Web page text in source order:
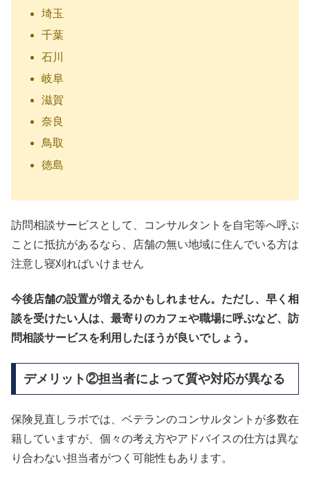
埼玉
千葉
石川
岐阜
滋賀
奈良
鳥取
徳島
訪問相談サービスとして、コンサルタントを自宅等へ呼ぶ
ことに抵抗があるなら、店舗の無い地域に住んでいる方は
注意し寝刈ればいけません
今後店舗の設置が増えるかもしれません。ただし、早く相
談を受けたい人は、最寄りのカフェや職場に呼ぶなど、訪
問相談サービスを利用したほうが良いでしょう。
デメリット②担当者によって質や対応が異なる
保険見直しラボでは、ベテランのコンサルタントが多数在
籍していますが、個々の考え方やアドバイスの仕方は異な
り合わない担当者がつく可能性もあります。